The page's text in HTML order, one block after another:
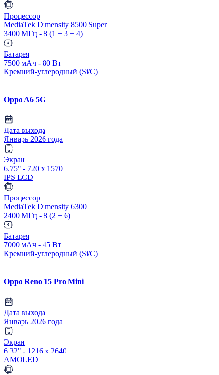
Процессор
MediaTek Dimensity 8500 Super
3400 МГц - 8 (1 + 3 + 4)
Батарея
7500 мАч - 80 Вт
Кремний-углеродный (Si/C)
Oppo A6 5G
Дата выхода
Январь 2026 года
Экран
6.75" - 720 x 1570
IPS LCD
Процессор
MediaTek Dimensity 6300
2400 МГц - 8 (2 + 6)
Батарея
7000 мАч - 45 Вт
Кремний-углеродный (Si/C)
Oppo Reno 15 Pro Mini
Дата выхода
Январь 2026 года
Экран
6.32" - 1216 x 2640
AMOLED